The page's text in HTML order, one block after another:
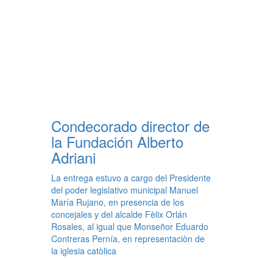
Condecorado director de
la Fundación Alberto
Adriani
La entrega estuvo a cargo del Presidente
del poder legislativo municipal Manuel
María Rujano, en presencia de los
concejales y del alcalde Fèlix Orlán
Rosales, al igual que Monseñor Eduardo
Contreras Pernía, en representaciòn de
la iglesia catòlica